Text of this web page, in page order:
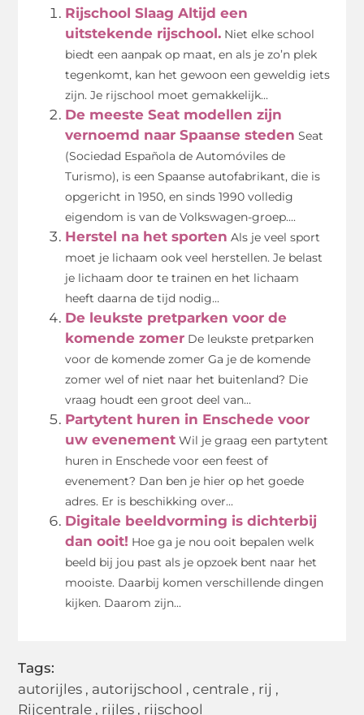
Rijschool Slaag Altijd een
uitstekende rijschool. Niet elke school
biedt een aanpak op maat, en als je zo’n plek
tegenkomt, kan het gewoon een geweldig iets
zijn. Je rijschool moet gemakkelijk...
De meeste Seat modellen zijn
vernoemd naar Spaanse steden Seat
(Sociedad Española de Automóviles de
Turismo), is een Spaanse autofabrikant, die is
opgericht in 1950, en sinds 1990 volledig
eigendom is van de Volkswagen-groep....
Herstel na het sporten Als je veel sport
moet je lichaam ook veel herstellen. Je belast
je lichaam door te trainen en het lichaam
heeft daarna de tijd nodig...
De leukste pretparken voor de
komende zomer De leukste pretparken
voor de komende zomer Ga je de komende
zomer wel of niet naar het buitenland? Die
vraag houdt een groot deel van...
Partytent huren in Enschede voor
uw evenement Wil je graag een partytent
huren in Enschede voor een feest of
evenement? Dan ben je hier op het goede
adres. Er is beschikking over...
Digitale beeldvorming is dichterbij
dan ooit! Hoe ga je nou ooit bepalen welk
beeld bij jou past als je opzoek bent naar het
mooiste. Daarbij komen verschillende dingen
kijken. Daarom zijn...
Tags:
autorijles , autorijschool ,centrale , rij ,
Rijcentrale , rijles , rijschool